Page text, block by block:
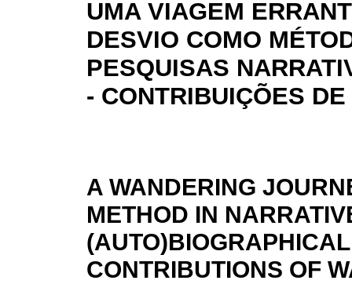
UMA VIAGEM
DESVIO COMO
PESQUISAS
- CONTRIBUIÇÕES
A WANDERING
METHOD IN
CONTRIBUTIONS OF